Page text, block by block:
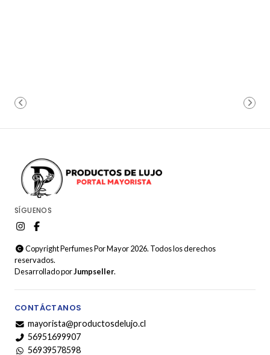
SÍGUENOS
Copyright Perfumes Por Mayor 2026. Todos los derechos
reservados.
Desarrollado porJumpseller.
CONTÁCTANOS
mayorista@productosdelujo.cl
56951699907
56939578598